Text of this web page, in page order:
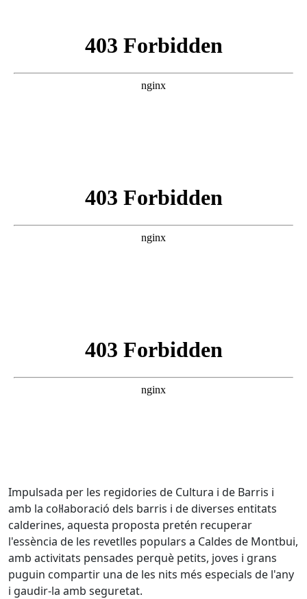
Impulsada per les regidories de Cultura i de Barris i
amb la col·laboració dels barris i de diverses entitats
calderines, aquesta proposta pretén recuperar
l'essència de les revetlles populars a Caldes de Montbui,
amb activitats pensades perquè petits, joves i grans
puguin compartir una de les nits més especials de l'any
i gaudir-la amb seguretat.